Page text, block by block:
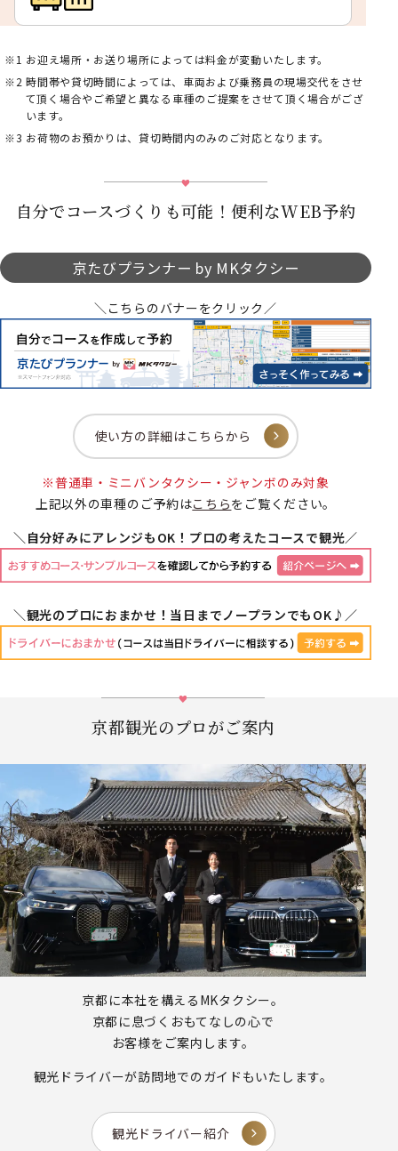
お迎え場所・お送り場所によっては料金が変動いたします。
時間帯や貸切時間によっては、車両および乗務員の現場交代をさせ
て頂く場合やご希望と異なる車種のご提案をさせて頂く場合がござ
います。
お荷物のお預かりは、貸切時間内のみのご対応となります。
自分でコースづくりも可能！便利なWEB予約
京たびプランナー by MKタクシー
＼こちらのバナーをクリック／
使い方の詳細はこちらから
※普通車・ミニバンタクシー・ジャンボのみ対象
上記以外の車種のご予約はこちらをご覧ください。
＼自分好みにアレンジもOK！プロの考えたコースで観光／
＼観光のプロにおまかせ！当日までノープランでもOK♪／
京都観光のプロがご案内
京都に本社を構えるMKタクシー。
京都に息づくおもてなしの心で
お客様をご案内します。
観光ドライバーが訪問地でのガイドもいたします。
観光ドライバー紹介